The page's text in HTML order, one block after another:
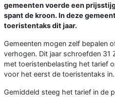
gemeenten voerde een
spant de kroon. In deze
toeristentaks dit jaar.
Gemeenten mogen zelf bepalen
verhogen. Dit jaar schroefden 31
met toeristenbelasting het tarief
voor het eerst de toeristentaks in.
Gemiddeld steeg het tarief in de